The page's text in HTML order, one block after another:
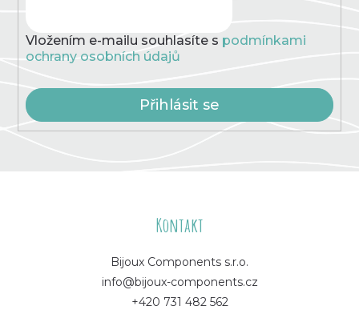
Vložením e-mailu souhlasíte s podmínkami
ochrany osobních údajů
Přihlásit se
Kontakt
Bijoux Components s.r.o.
info@bijoux-components.cz
+420 731 482 562